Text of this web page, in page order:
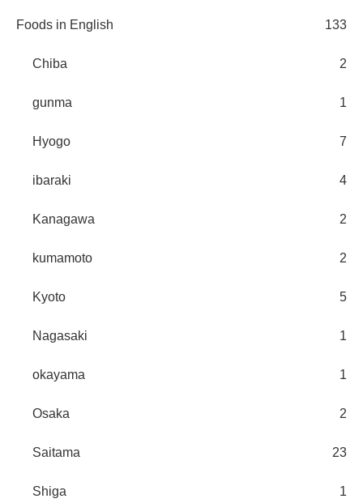
Foods in English 133
Chiba 2
gunma 1
Hyogo 7
ibaraki 4
Kanagawa 2
kumamoto 2
Kyoto 5
Nagasaki 1
okayama 1
Osaka 2
Saitama 23
Shiga 1